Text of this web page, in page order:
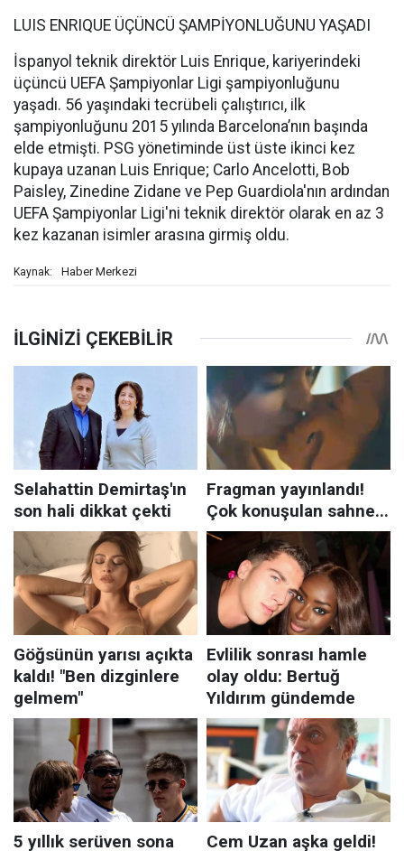
LUIS ENRIQUE ÜÇÜNCÜ ŞAMPİYONLUĞUNU YAŞADI
İspanyol teknik direktör Luis Enrique, kariyerindeki
üçüncü UEFA Şampiyonlar Ligi şampiyonluğunu
yaşadı. 56 yaşındaki tecrübeli çalıştırıcı, ilk
şampiyonluğunu 2015 yılında Barcelona’nın başında
elde etmişti. PSG yönetiminde üst üste ikinci kez
kupaya uzanan Luis Enrique; Carlo Ancelotti, Bob
Paisley, Zinedine Zidane ve Pep Guardiola'nın ardından
UEFA Şampiyonlar Ligi'ni teknik direktör olarak en az 3
kez kazanan isimler arasına girmiş oldu.
Kaynak: Haber Merkezi